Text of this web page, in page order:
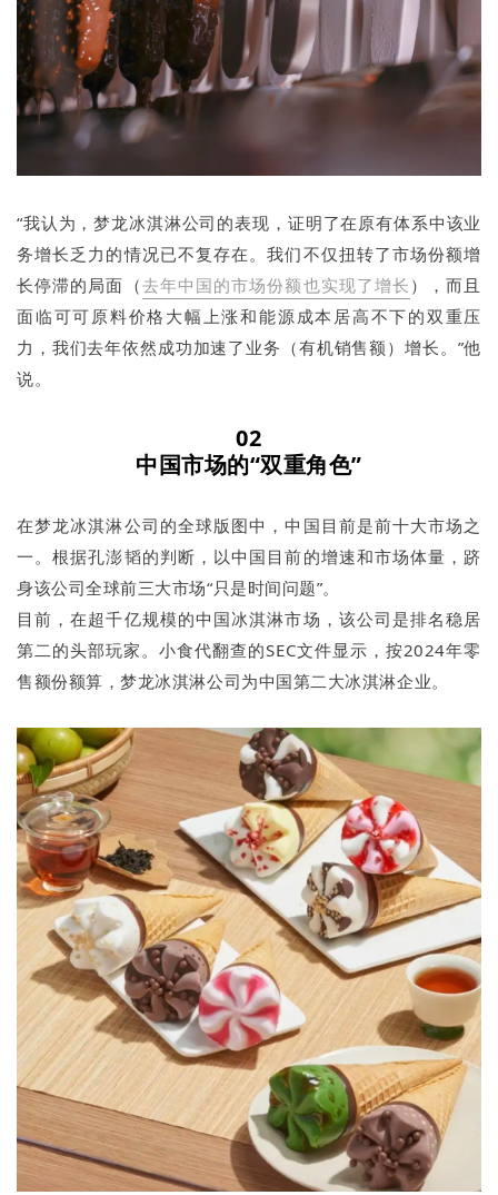
“我认为，梦龙冰淇淋公司的表现，证明了在原有体系中该业
务增长乏力的情况已不复存在。我们不仅扭转了市场份额增
长停滞的局面（去年中国的市场份额也实现了增长 ），而且
面临可可原料价格大幅上涨和能源成本居高不下的双重压
力，我们去年依然成功加速了业务（有机销售额）增长。”他
说。
02
中国市场的“双重角色”
在梦龙冰淇淋公司的全球版图中，中国目前是前十大市场之
一。根据孔澎韬的判断，以中国目前的增速和市场体量，跻
身该公司全球前三大市场“只是时间问题”。
目前，在超千亿规模的中国冰淇淋市场，该公司是排名稳居
第二的头部玩家。小食代翻查的SEC文件显示，按2024年零
售额份额算，梦龙冰淇淋公司为中国第二大冰淇淋企业。